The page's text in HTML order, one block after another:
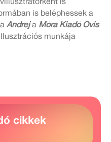
is
is beléphessek a
Andreja Móra Kiadó Ovis
munkája
cikkek